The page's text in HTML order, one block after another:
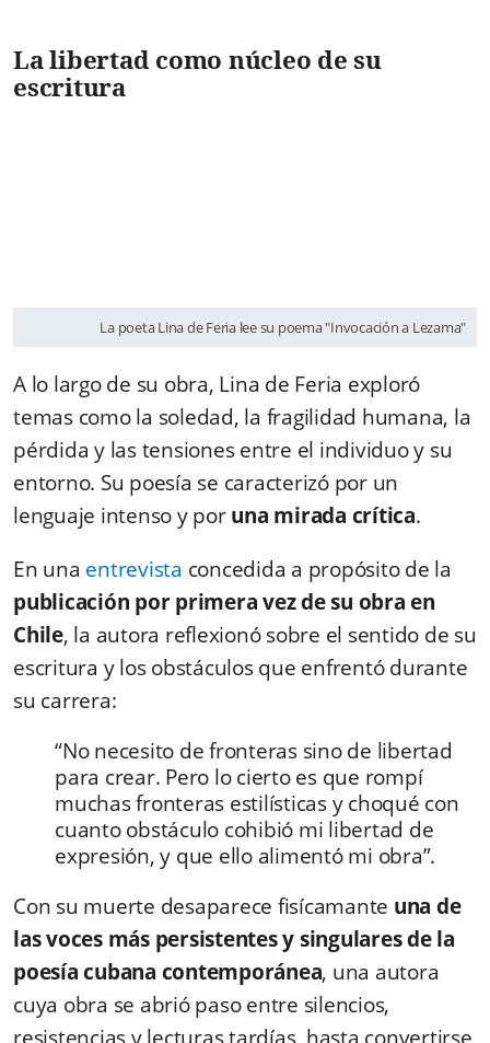
La libertad como núcleo de su
escritura
La poeta Lina de Feria lee su poema "Invocación a Lezama"
A lo largo de su obra, Lina de Feria exploró
temas como la soledad, la fragilidad humana, la
pérdida y las tensiones entre el individuo y su
entorno. Su poesía se caracterizó por un
lenguaje intenso y poruna mirada crítica.
En una entrevista concedida a propósito de la
publicación por primera vez de su obra en
Chile, la autora reflexionó sobre el sentido de su
escritura y los obstáculos que enfrentó durante
su carrera:
“No necesito de fronteras sino de libertad
para crear. Pero lo cierto es que rompí
muchas fronteras estilísticas y choqué con
cuanto obstáculo cohibió mi libertad de
expresión, y que ello alimentó mi obra”.
Con su muerte desaparece fisícamante una de
las voces más persistentes y singulares de la
poesía cubana contemporánea, una autora
cuya obra se abrió paso entre silencios,